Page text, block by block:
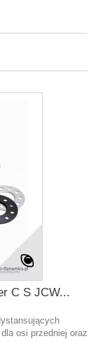
C S JCW...
osi przedniej oraz